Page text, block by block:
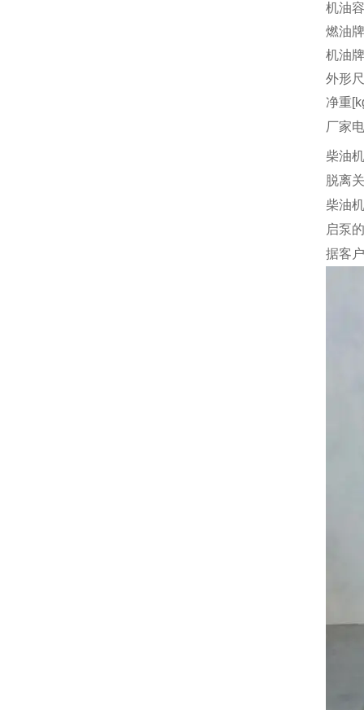
机油
燃油
机油
外形
净重
厂家
柴油
脱离
柴油
启泵
据客